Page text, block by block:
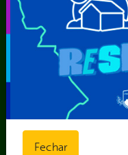
Secretaria
Secretaria
Secretaria
SEMARH /
Secretaria
Secretaria
Secretaria
Secretaria
Fechar